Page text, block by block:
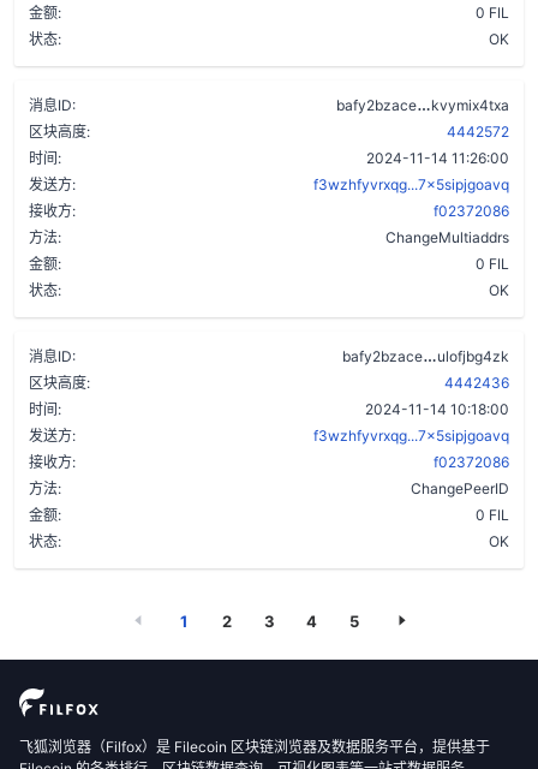
金额:
0 FIL
状态:
OK
消息ID: bafy2bzace
kvymix4txa
区块高度:
4442572
时间:
2024-11-14 11:26:00
发送方:
f3wzhfyvrxqg...7x5sipjgoavq
接收方:
f02372086
方法:
ChangeMultiaddrs
金额:
0 FIL
状态:
OK
消息ID: bafy2bzace
ulofjbg4zk
区块高度:
4442436
时间:
2024-11-14 10:18:00
发送方:
f3wzhfyvrxqg...7x5sipjgoavq
接收方:
f02372086
方法:
ChangePeerID
金额:
0 FIL
状态:
OK
1 2 3 4 5
飞狐浏览器（Filfox）是 Filecoin 区块链浏览器及数据服务平台，提供基于